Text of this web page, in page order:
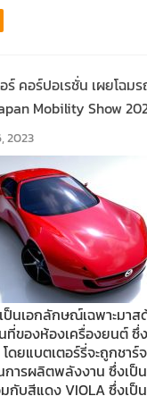
ร์ คอร์ปอเรชั่น เผยโฉม
Mobility Show
2023
ป็นเอกลักษณ์เฉพาะมา
ที่ของห้องเครื่องยนต์ ซึ่
ดยแบตเตอร์รี่จะถูกชา
นการผลิตพลังงาน ซึ่ง
กับสีแดง VIOLA ซึ่งเ